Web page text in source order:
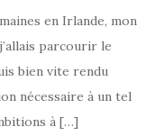
en Irlande, mon
parcourir le
bien vite rendu
nécessaire à un tel
à […]